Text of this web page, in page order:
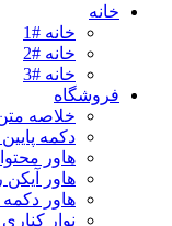
خانه
خانه #1
خانه #2
خانه #3
فروشگاه
خلاصه
دکمه
هاور
هاور آیکن
هاور
نوار